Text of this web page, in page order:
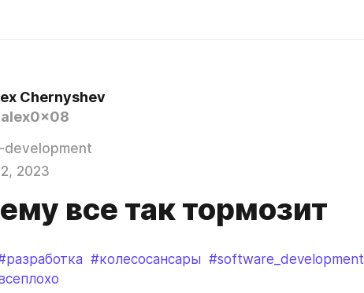
Chernyshev
2023
все так тормозит
#колесосансары #software_development